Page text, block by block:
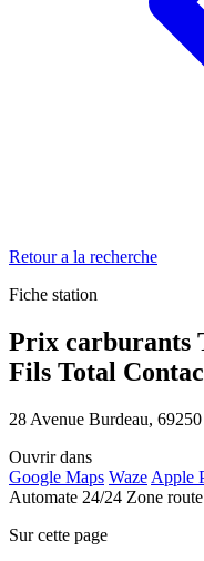
Retour a la recherche
Fiche station
Prix carburants
Fils Total
28 Avenue Burdeau,
Ouvrir dans
Google Maps Waze Apple
Automate 24/24 Zone route
Sur cette page